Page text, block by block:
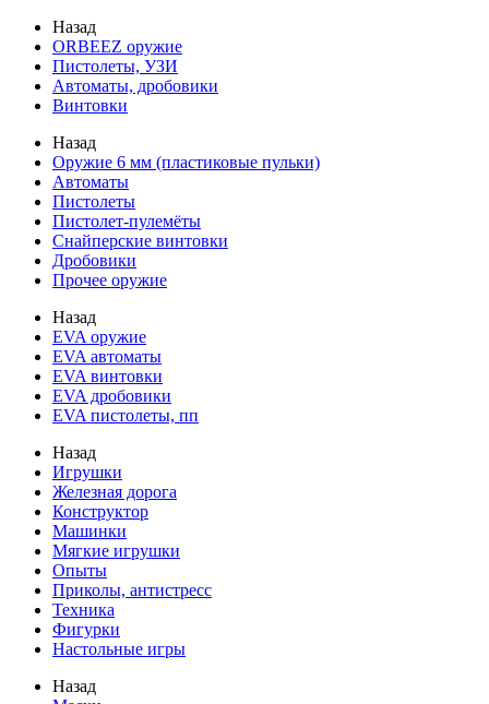
Назад
ORBEEZ оружие
Пистолеты, УЗИ
Автоматы, дробовики
Винтовки
Назад
Оружие 6 мм (пластиковые пульки)
Автоматы
Пистолеты
Пистолет-пулемёты
Снайперские винтовки
Дробовики
Прочее оружие
Назад
EVA оружие
EVA автоматы
EVA винтовки
EVA дробовики
EVA пистолеты, пп
Назад
Игрушки
Железная дорога
Конструктор
Машинки
Мягкие игрушки
Опыты
Приколы, антистресс
Техника
Фигурки
Настольные игры
Назад